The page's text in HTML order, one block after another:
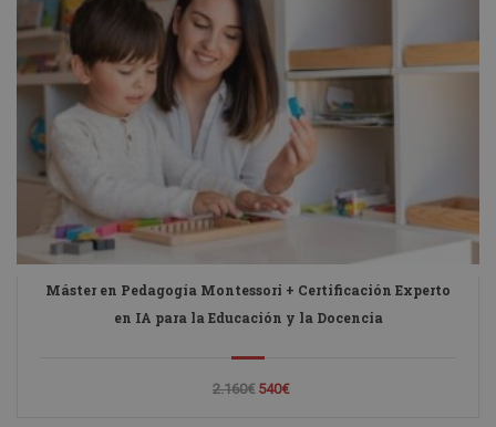
Máster en Pedagogía Montessori + Certificación Experto
en IA para la Educación y la Docencia
2.160€ 540€